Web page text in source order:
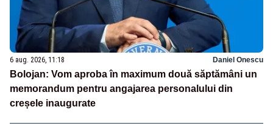
6 aug. 2026, 11:18 Daniel Onescu
Bolojan: Vom aproba în maximum două săptămâni un
memorandum pentru angajarea personalului din
creșele inaugurate